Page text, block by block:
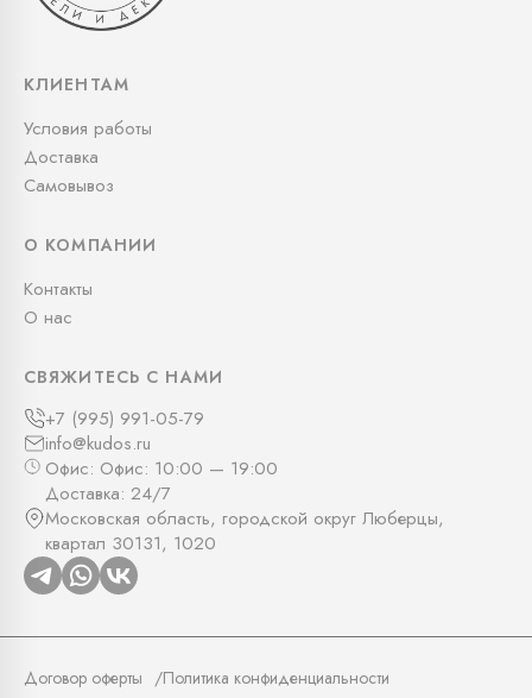
КЛИЕНТАМ
Условия работы
Доставка
Самовывоз
О КОМПАНИИ
Контакты
О нас
СВЯЖИТЕСЬ С НАМИ
+7 (995) 991-05-79
info@kudos.ru
Офис: Офис: 10:00 — 19:00
Доставка: 24/7
Московская область, городской округ Люберцы,
квартал 30131, 1020
Договор оферты Политика конфиденциальности